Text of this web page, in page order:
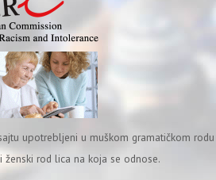
upotrebljeni u muškom gramatičkom rodu
ženski rod lica na koja se odnose.